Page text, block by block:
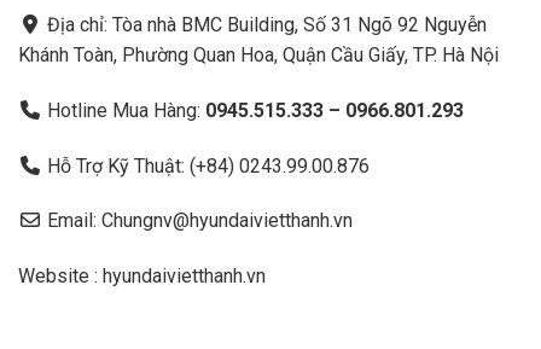
Địa chỉ: Tòa nhà BMC Building, Số 31 Ngõ 92 Nguyễn
Khánh Toàn, Phường Quan Hoa, Quận Cầu Giấy, TP. Hà Nội
Hotline Mua Hàng: 0945.515.333 – 0966.801.293
Hỗ Trợ Kỹ Thuật: (+84) 0243.99.00.876
Email: Chungnv@hyundaivietthanh.vn
Website : hyundaivietthanh.vn